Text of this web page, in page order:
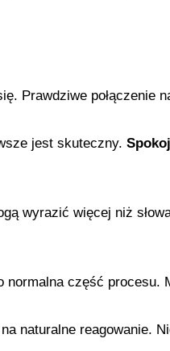
Prawdziwe połączenie
jest skuteczny.
wyrazić więcej niż
część procesu.
naturalne reagowanie.